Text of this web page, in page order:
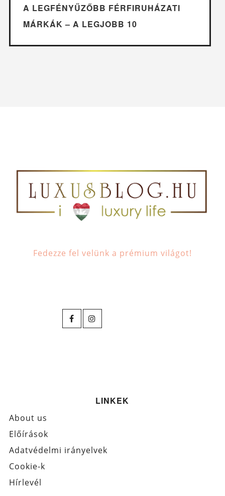
A LEGFÉNYŰZŐBB FÉRFIRUHÁZATI
MÁRKÁK – A LEGJOBB 10
Fedezze fel velünk a prémium világot!
LINKEK
About us
Előírások
Adatvédelmi irányelvek
Cookie-k
Hírlevél